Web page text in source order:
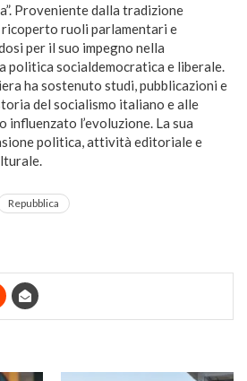
Proveniente dalla tradizione
ruoli parlamentari e
per il suo impegno nella
politica socialdemocratica e liberale.
ha sostenuto studi, pubblicazioni e
del socialismo italiano e alle
influenzato l’evoluzione. La sua
politica, attività editoriale e
Repubblica